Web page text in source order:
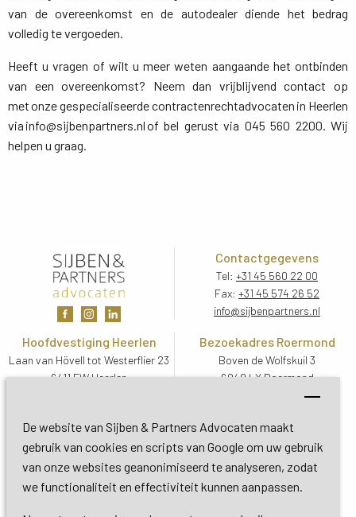
De website van Sijben & Partners Advocaten maakt
gebruik van cookies en scripts van Google om uw gebruik
van onze websites geanonimiseerd te analyseren, zodat
we functionaliteit en effectiviteit kunnen aanpassen.
van de overeenkomst en de autodealer diende het bedrag
volledig te vergoeden.
Heeft u vragen of wilt u meer weten aangaande het ontbinden
van een overeenkomst? Neem dan vrijblijvend contact op
met onze gespecialiseerde contractenrechtadvocaten in Heerlen
via info@sijbenpartners.nl of bel gerust via 045 560 2200. Wij
helpen u graag.
Contactgegevens
Tel: +31 45 560 22 00
Fax: +31 45 574 26 52
info@sijbenpartners.nl
Hoofdvestiging Heerlen
Laan van Hövell tot Westerflier 23
6411 EW Heerlen
Bezoekadres Roermond
Boven de Wolfskuil 3
6049 LX Roermond
Routebeschrijving
Bezoekadres De Bilt
Soestdijkseweg Zuid 13
3732 HC De Bilt (Utrecht)